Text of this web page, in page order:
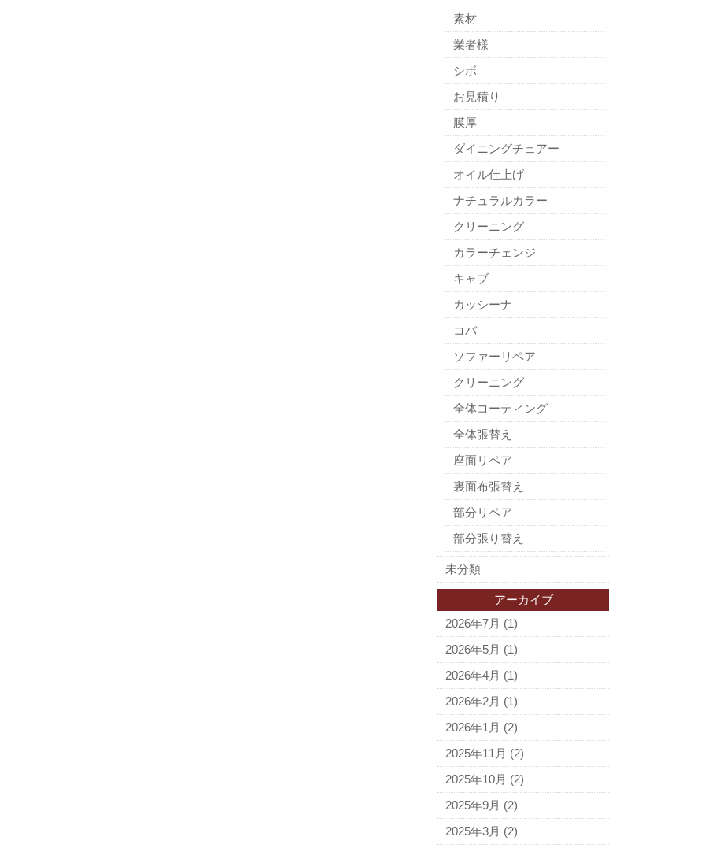
素材
業者様
シボ
お見積り
膜厚
ダイニングチェアー
オイル仕上げ
ナチュラルカラー
クリーニング
カラーチェンジ
キャブ
カッシーナ
コバ
ソファーリペア
クリーニング
全体コーティング
全体張替え
座面リペア
裏面布張替え
部分リペア
部分張り替え
未分類
アーカイブ
2026年7月 (1)
2026年5月 (1)
2026年4月 (1)
2026年2月 (1)
2026年1月 (2)
2025年11月 (2)
2025年10月 (2)
2025年9月 (2)
2025年3月 (2)